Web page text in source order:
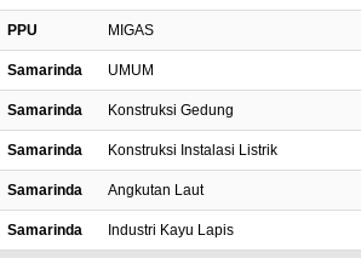
PPU MIGAS
Samarinda UMUM
Samarinda Konstruksi Gedung
Samarinda Konstruksi Instalasi Listrik
Samarinda Angkutan Laut
Samarinda Industri Kayu Lapis